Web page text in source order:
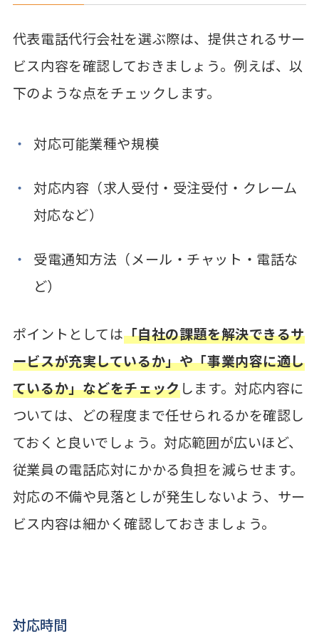
代表電話代行会社を選ぶ際は、提供されるサー
ビス内容を確認しておきましょう。例えば、以
下のような点をチェックします。
対応可能業種や規模
対応内容（求人受付・受注受付・クレーム
対応など）
受電通知方法（メール・チャット・電話な
ど）
ポイントとしては「自社の課題を解決できるサ
ービスが充実しているか」や「事業内容に適し
ているか」などをチェックします。対応内容に
ついては、どの程度まで任せられるかを確認し
ておくと良いでしょう。対応範囲が広いほど、
従業員の電話応対にかかる負担を減らせます。
対応の不備や見落としが発生しないよう、サー
ビス内容は細かく確認しておきましょう。
対応時間